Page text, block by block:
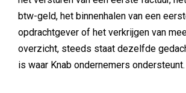
btw-geld, het binnenhalen van een
opdrachtgever of het verkrijgen van
overzicht, steeds staat dezelfde
is waar Knab ondernemers ondersteunt.